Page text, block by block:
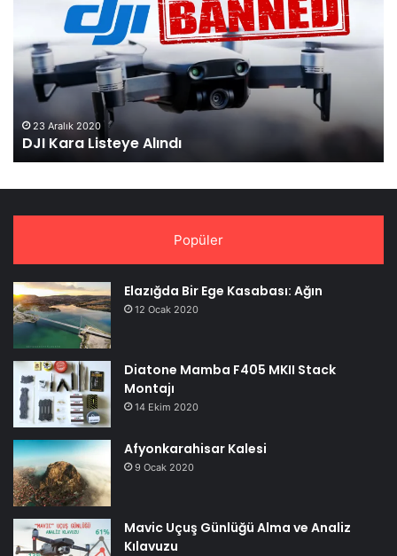
23 Aralık 2020
DJI Kara Listeye Alındı
Popüler
Elazığda Bir Ege Kasabası: Ağın
12 Ocak 2020
Diatone Mamba F405 MKII Stack
Montajı
14 Ekim 2020
Afyonkarahisar Kalesi
9 Ocak 2020
Mavic Uçuş Günlüğü Alma ve Analiz
Kılavuzu